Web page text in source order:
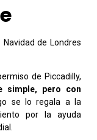
de Londres
de Piccadilly,
simple, pero con
se lo regala a la
por la ayuda